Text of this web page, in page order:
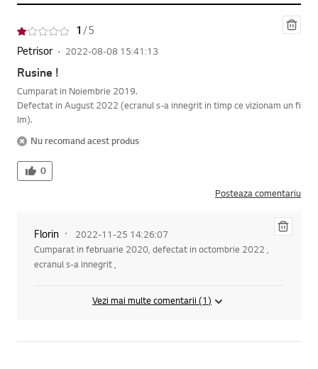
1 / 5
Petrisor
2022-08-08 15:41:13
Rusine !
Cumparat in Noiembrie 2019.
Defectat in August 2022 (ecranul s-a innegrit in timp ce vizionam un fi
lm).
Nu recomand acest produs
Ster
ge
0
Posteaza comentariu
Florin
2022-11-25 14:26:07
Cumparat in februarie 2020, defectat in octombrie 2022 ,
ecranul s-a innegrit ,
Ster
Vezi mai multe comentarii (1)